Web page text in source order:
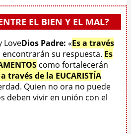
EL BIEN Y EL MAL?
Dios Padre: «Es a través
encontrarán su respuesta. Es
como fortalecerán
través de la EUCARISTÍA
Quien no ora no puede
deben vivir en unión con el